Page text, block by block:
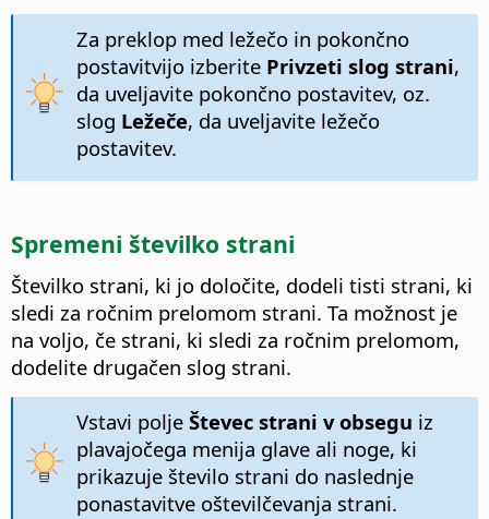
Za preklop med ležečo in pokončno
postavitvijo izberite Privzeti slog strani,
da uveljavite pokončno postavitev, oz.
slog Ležeče, da uveljavite ležečo
postavitev.
Spremeni številko strani
Številko strani, ki jo določite, dodeli tisti strani, ki
sledi za ročnim prelomom strani. Ta možnost je
na voljo, če strani, ki sledi za ročnim prelomom,
dodelite drugačen slog strani.
Vstavi polje Števec strani v obsegu iz
plavajočega menija glave ali noge, ki
prikazuje število strani do naslednje
ponastavitve oštevilčevanja strani.